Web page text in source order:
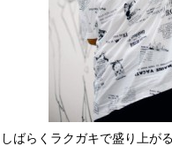
ばらくラクガキで盛り上が